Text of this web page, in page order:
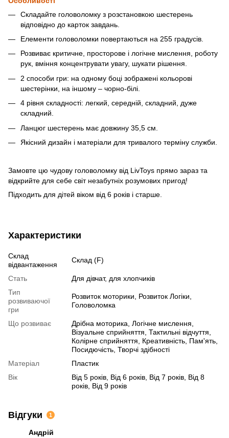
Складайте головоломку з розстановкою шестерень
відповідно до карток завдань.
Елементи головоломки повертаються на 255 градусів.
Розвиває критичне, просторове і логічне мислення, роботу
рук, вміння концентрувати увагу, шукати рішення.
2 способи гри: на одному боці зображені кольорові
шестерінки, на іншому – чорно-білі.
4 рівня складності: легкий, середній, складний, дуже
складний.
Ланцюг шестерень має довжину 35,5 см.
Якісний дизайн і матеріали для тривалого терміну служби.
Замовте цю чудову головоломку від LivToys прямо зараз та
відкрийте для себе світ незабутніх розумових пригод!
Підходить для дітей віком від 6 років і старше.
Характеристики
Склад
відвантаження
Склад (F)
Стать
Для дівчат, для хлопчиків
Тип
розвиваючої
гри
Розвиток моторики, Розвиток Логіки,
Головоломка
Що розвиває
Дрібна моторика, Логічне мислення,
Візуальне сприйняття, Тактильні відчуття,
Колірне сприйняття, Креативність, Пам'ять,
Посидючість, Творчі здібності
Матеріал
Пластик
Вік
Від 5 років, Від 6 років, Від 7 років, Від 8
років, Від 9 років
Відгуки 1
Андрій